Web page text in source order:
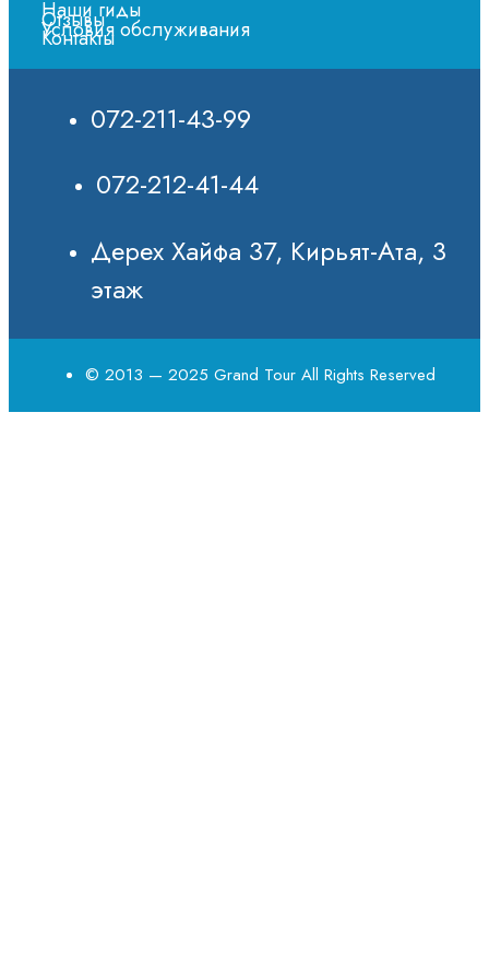
Наши гиды
Отзывы
Условия обслуживания
Контакты
072-211-43-99
072-212-41-44
Дерех Хайфа 37, Кирьят-Ата, 3
этаж
© 2013 — 2025 Grand Tour All Rights Reserved